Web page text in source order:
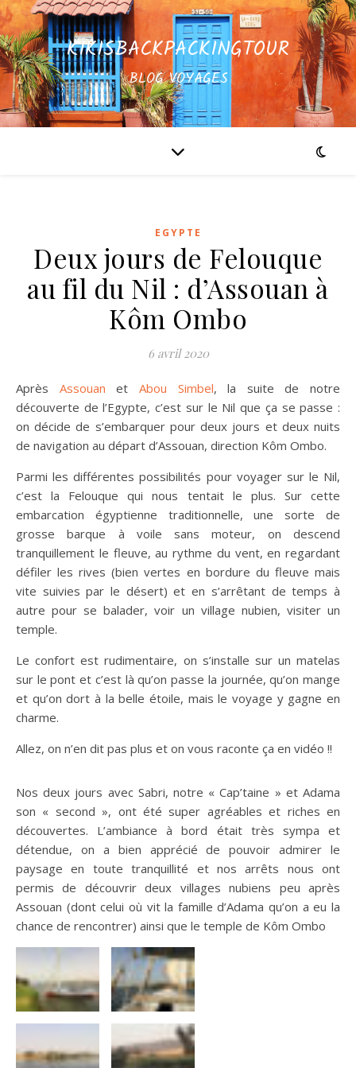
KIKISBACKPACKINGTOUR
BLOG VOYAGES
EGYPTE
Deux jours de Felouque
au fil du Nil : d’Assouan à
Kôm Ombo
6 avril 2020
Après Assouanet Abou Simbel, la suite de notre
découverte de l’Egypte, c’est sur le Nil que ça se passe :
on décide de s’embarquer pour deux jours et deux nuits
de navigation au départ d’Assouan, direction Kôm Ombo.
Parmi les différentes possibilités pour voyager sur le Nil,
c’est la Felouque qui nous tentait le plus. Sur cette
embarcation égyptienne traditionnelle, une sorte de
grosse barque à voile sans moteur, on descend
tranquillement le fleuve, au rythme du vent, en regardant
défiler les rives (bien vertes en bordure du fleuve mais
vite suivies par le désert) et en s’arrêtant de temps à
autre pour se balader, voir un village nubien, visiter un
temple.
Le confort est rudimentaire, on s’installe sur un matelas
sur le pont et c’est là qu’on passe la journée, qu’on mange
et qu’on dort à la belle étoile, mais le voyage y gagne en
charme.
Allez, on n’en dit pas plus et on vous raconte ça en vidéo !!
Nos deux jours avec Sabri, notre « Cap’taine » et Adama
son « second », ont été super agréables et riches en
découvertes. L’ambiance à bord était très sympa et
détendue, on a bien apprécié de pouvoir admirer le
paysage en toute tranquillité et nos arrêts nous ont
permis de découvrir deux villages nubiens peu après
Assouan (dont celui où vit la famille d’Adama qu’on a eu la
chance de rencontrer) ainsi que le temple de Kôm Ombo